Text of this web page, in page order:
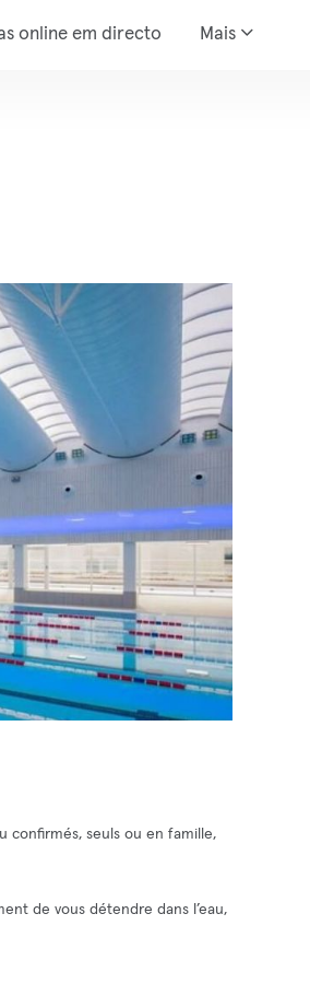
online em directo Mais
confirmés, seuls ou en famille,
de vous détendre dans l’eau,